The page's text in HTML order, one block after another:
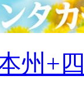
本州+